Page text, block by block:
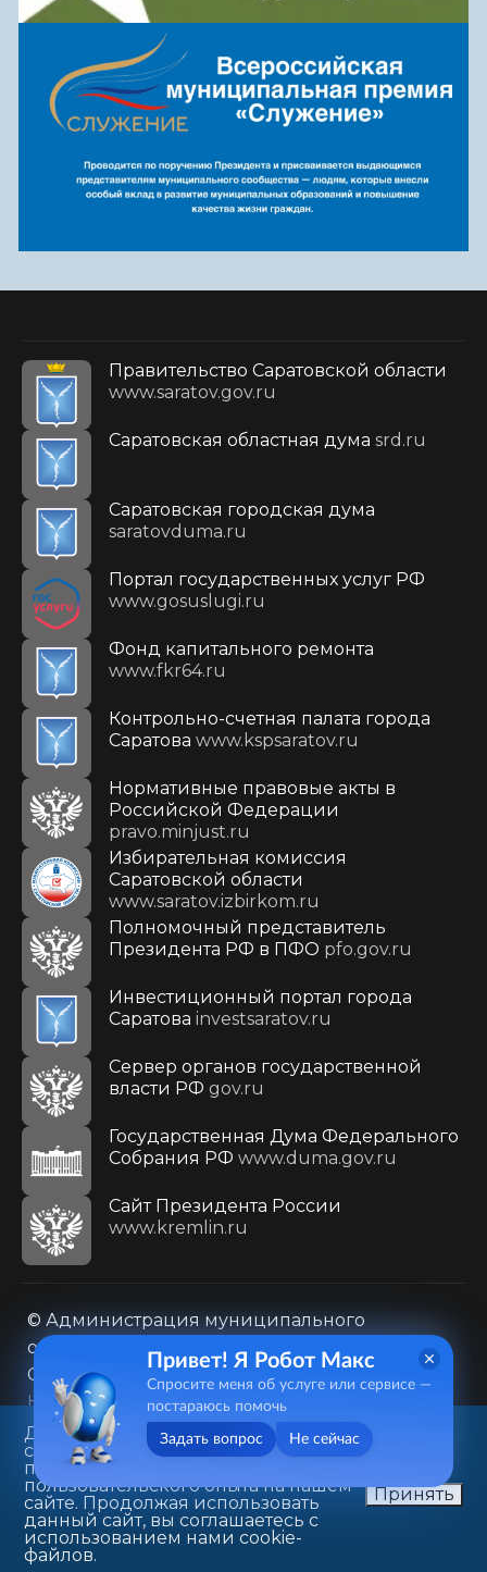
Правительство Саратовской области
www.saratov.gov.ru
Саратовская областная дума srd.ru
Саратовская городская дума
saratovduma.ru
Портал государственных услуг РФ
www.gosuslugi.ru
Фонд капитального ремонта
www.fkr64.ru
Контрольно-счетная палата города
Саратова www.kspsaratov.ru
Нормативные правовые акты в
Российской Федерации
pravo.minjust.ru
Избирательная комиссия
Саратовской области
www.saratov.izbirkom.ru
Полномочный представитель
Президента РФ в ПФО pfo.gov.ru
Инвестиционный портал города
Саратова investsaratov.ru
Сервер органов государственной
власти РФ gov.ru
Государственная Дума Федерального
Собрания РФ www.duma.gov.ru
Cайт Президента России
www.kremlin.ru
© Администрация муниципального
образования городского округа «Город
Саратов»
Контакты
Карта сайта
Политика в отношении обработки
персональных данных
410031, г. Саратов, ул. Первомайская, д. 78
+7(8452)26-02-49
Данный веб-сайт использует
cookie-файлы в целях
предоставления вам лучшего
пользовательского опыта на нашем
сайте. Продолжая использовать
данный сайт, вы соглашаетесь с
использованием нами cookie-
файлов.
Принять
Привет! Я Робот Макс
Спросите меня об услуге или сервисе —
постараюсь помочь
Задать вопрос Не сейчас